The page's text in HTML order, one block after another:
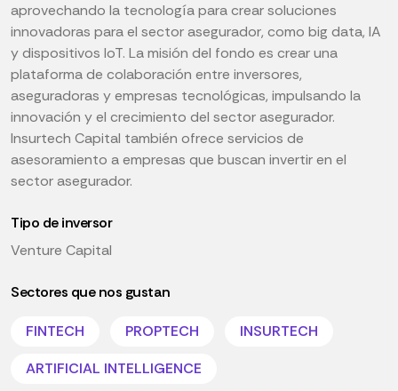
aprovechando la tecnología para crear soluciones
innovadoras para el sector asegurador, como big data, IA
y dispositivos IoT. La misión del fondo es crear una
plataforma de colaboración entre inversores,
aseguradoras y empresas tecnológicas, impulsando la
innovación y el crecimiento del sector asegurador.
Insurtech Capital también ofrece servicios de
asesoramiento a empresas que buscan invertir en el
sector asegurador.
Tipo de inversor
Venture Capital
Sectores que nos gustan
FINTECH PROPTECH
INSURTECH
ARTIFICIAL INTELLIGENCE